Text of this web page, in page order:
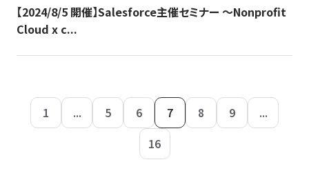
【2024/8/5 開催】Salesforce主催セミナー 〜Nonprofit
Cloud x c...
1 ... 5 6 7 8 9
...
16